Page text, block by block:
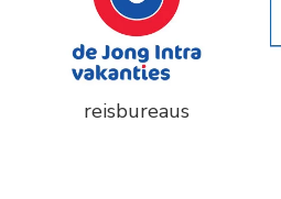
reisbureaus